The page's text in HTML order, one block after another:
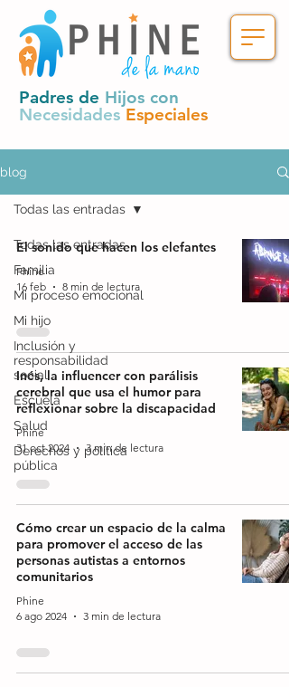
Padres de Hijos con
Necesidades Especiales
blog
Todas las entradas
Familia
Mi proceso emocional
Mi hijo
Inclusión y
responsabilidad
social
Escuela
Salud
Derechos y política
pública
Todas las entradas
El sonido que hacen los elefantes
Phine
16 feb
8 min de lectura
Inés, la influencer con parálisis
cerebral que usa el humor para
reflexionar sobre la discapacidad
Phine
31 oct 2024
3 min de lectura
Cómo crear un espacio de la calma
para promover el acceso de las
personas autistas a entornos
comunitarios
Phine
6 ago 2024
3 min de lectura